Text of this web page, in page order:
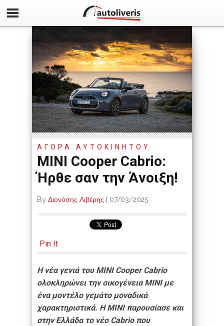
ΑΓΟΡΑ ΑΥΤΟΚΙΝΗΤΟΥ
MINI Cooper Cabrio:
Ήρθε σαν την Άνοιξη!
By Διονύσης Λιβέρης 07/03/2025
Pin It
Η νέα γενιά του MINI Cooper Cabrio
ολοκληρώνει την οικογένεια MINI με
ένα μοντέλο γεμάτο μοναδικά
χαρακτηριστικά. Η MINI παρουσίασε και
στην Ελλάδα το νέο Cabrio που